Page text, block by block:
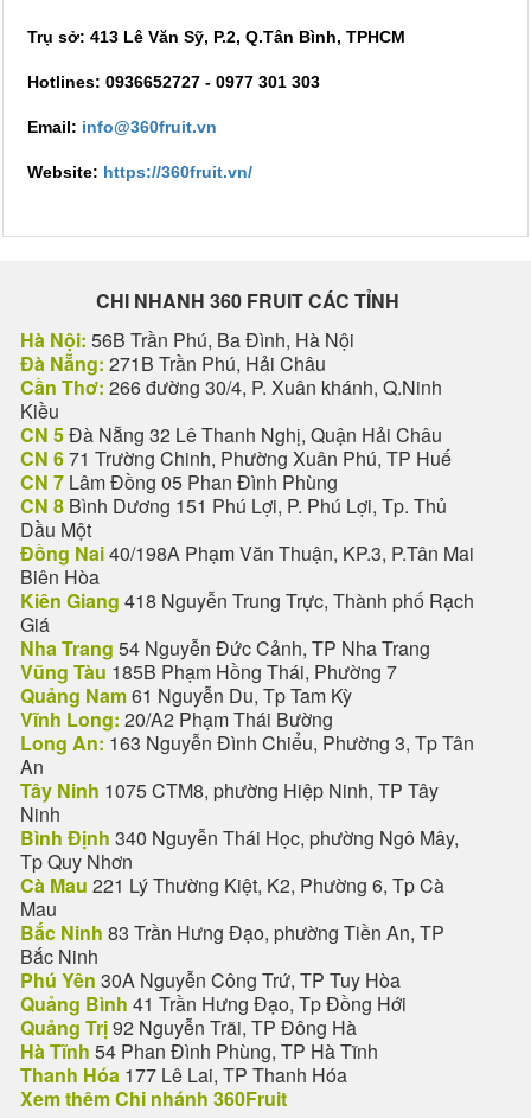
Trụ sở: 413 Lê Văn Sỹ, P.2, Q.Tân Bình, TPHCM
Hotlines: 0936652727 - 0977 301 303
Email: info@360fruit.vn
Website: https://360fruit.vn/
CHI NHANH 360 FRUIT CÁC TỈNH
Hà Nội: 56B Trần Phú, Ba Đình, Hà Nội
Đà Nẵng: 271B Trần Phú, Hải Châu
Cần Thơ: 266 đường 30/4, P. Xuân khánh, Q.Ninh
Kiều
CN 5Đà Nẵng 32 Lê Thanh Nghị, Quận Hải Châu
CN 671 Trường Chinh, Phường Xuân Phú, TP Huế
CN 7 Lâm Đồng 05 Phan Đình Phùng
CN 8 Bình Dương 151 Phú Lợi, P. Phú Lợi, Tp. Thủ
Dầu Một
Đồng Nai40/198A Phạm Văn Thuận, KP.3, P.Tân Mai
Biên Hòa
Kiên Giang 418 Nguyễn Trung Trực, Thành phố Rạch
Giá
Nha Trang 54 Nguyễn Đức Cảnh, TP Nha Trang
Vũng Tàu 185B Phạm Hồng Thái, Phường 7
Quảng Nam61 Nguyễn Du, Tp Tam Kỳ
Vĩnh Long: 20/A2 Phạm Thái Bường
Long An: 163 Nguyễn Đình Chiểu, Phường 3, Tp Tân
An
Tây Ninh 1075 CTM8, phường Hiệp Ninh, TP Tây
Ninh
Bình Định 340 Nguyễn Thái Học, phường Ngô Mây,
Tp Quy Nhơn
Cà Mau 221 Lý Thường Kiệt, K2, Phường 6, Tp Cà
Mau
Bắc Ninh 83 Trần Hưng Đạo, phường Tiền An, TP
Bắc Ninh
Phú Yên 30A Nguyễn Công Trứ, TP Tuy Hòa
Quảng Bình 41 Trần Hưng Đạo, Tp Đồng Hới
Quảng Trị92 Nguyễn Trãi, TP Đông Hà
Hà Tĩnh 54 Phan Đình Phùng, TP Hà Tĩnh
Thanh Hóa 177 Lê Lai, TP Thanh Hóa
Xem thêm Chi nhánh 360Fruit